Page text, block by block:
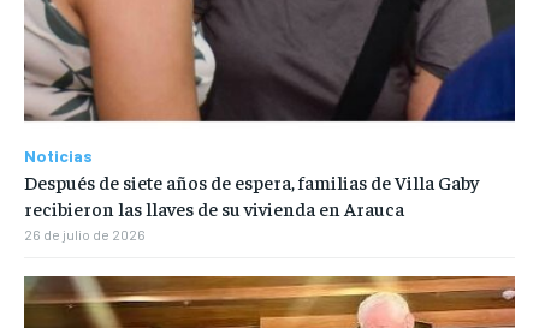
Noticias
Después de siete años de espera, familias de Villa Gaby
recibieron las llaves de su vivienda en Arauca
26 de julio de 2026